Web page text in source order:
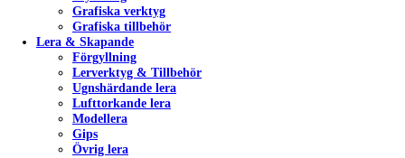
Grafiska verktyg
Grafiska tillbehör
Lera & Skapande
Förgyllning
Lerverktyg & Tillbehör
Ugnshärdande lera
Lufttorkande lera
Modellera
Gips
Övrig lera